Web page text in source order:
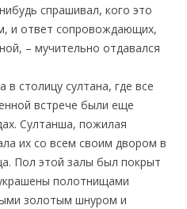
спрашивал, кого это
и ответ сопровождающих,
– мучительно отдавался
столицу султана, где все
встрече были еще
Султанша, пожилая
их со всем своим двором в
Пол этой залы был покрыт
полотнищами
золотым шнуром и